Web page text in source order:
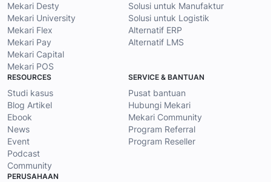
Mekari Desty
Mekari University
Mekari Flex
Mekari Pay
Mekari Capital
Mekari POS
Solusi untuk Manufaktur
Solusi untuk Logistik
Alternatif ERP
Alternatif LMS
RESOURCES
Studi kasus
Blog Artikel
Ebook
News
Event
Podcast
Community
SERVICE & BANTUAN
Pusat bantuan
Hubungi Mekari
Mekari Community
Program Referral
Program Reseller
PERUSAHAAN